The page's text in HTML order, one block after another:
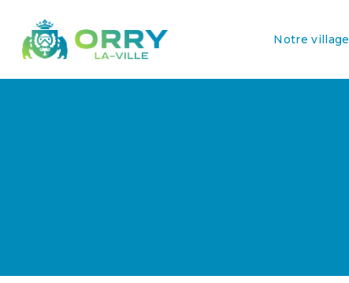
Notre village